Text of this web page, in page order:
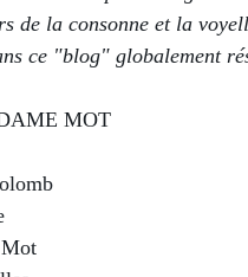
de la consonne et la
ce "blog" globalement
MOT